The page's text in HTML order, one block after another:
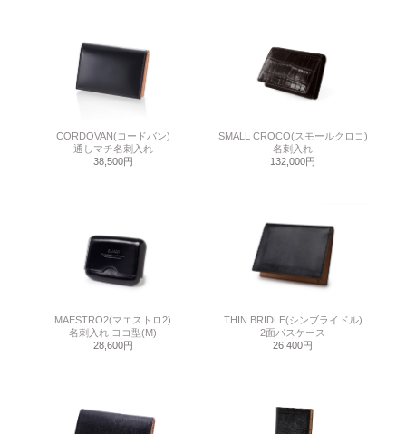
CORDOVAN(コードバン)
通しマチ名刺入れ
38,500円
SMALL CROCO(スモールクロコ)
名刺入れ
132,000円
MAESTRO2(マエストロ2)
名刺入れ ヨコ型(M)
28,600円
THIN BRIDLE(シンブライドル)
2面パスケース
26,400円